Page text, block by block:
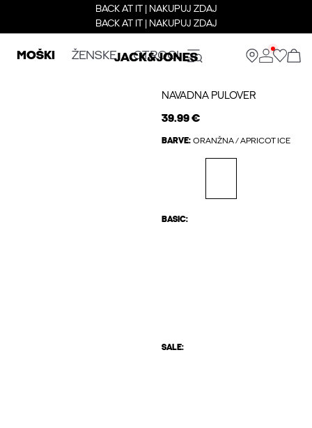
BACK AT IT | NAKUPUJ ZDAJ
BACK AT IT | NAKUPUJ ZDAJ
MOŠKI ŽENSKE OTROCI
NAVADNA PULOVER
39.99 €
BARVE: ORANŽNA / APRICOT ICE
BASIC:
SALE: